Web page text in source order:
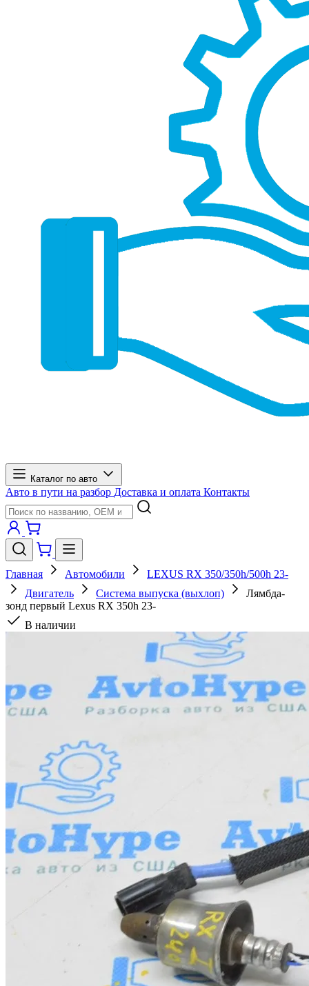
Каталог по авто
Авто в пути на разбор Доставка и оплата Контакты
Главная Автомобили
LEXUS RX 350/350h/500h 23-
Двигатель
Система выпуска (выхлоп)
Лямбда-
зонд первый Lexus RX 350h 23-
В наличии